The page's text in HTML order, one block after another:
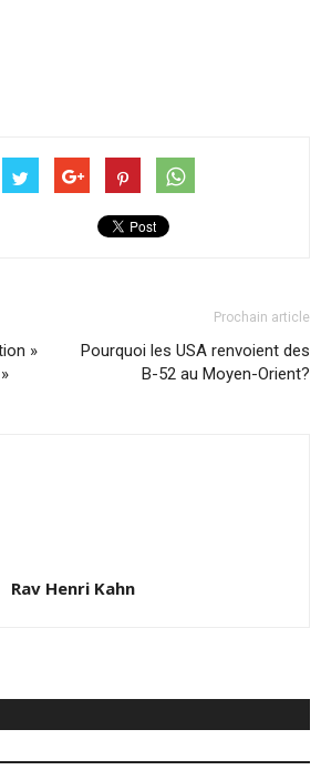
»
Prochain article
Pourquoi les USA renvoient des
B-52 au Moyen-Orient?
Rav Henri Kahn